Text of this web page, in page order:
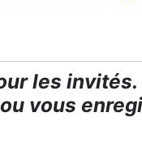
les invités.
vous